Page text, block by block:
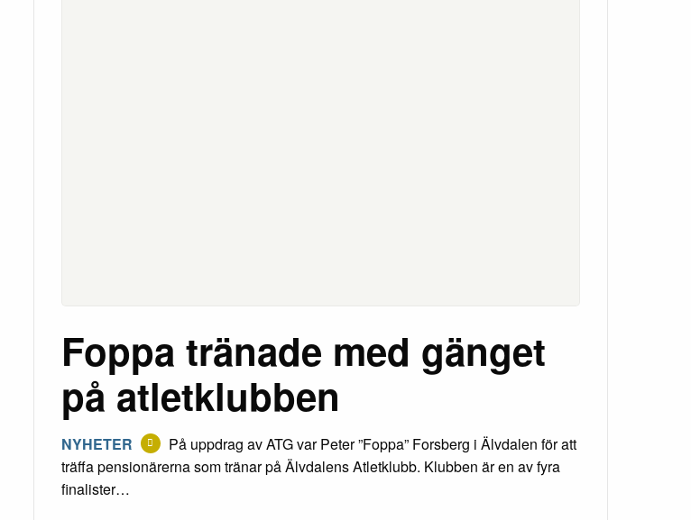
Foppa tränade med gänget
på atletklubben
NYHETER
På uppdrag av ATG var Peter ”Foppa” Forsberg i Älvdalen för att
träffa pensionärerna som tränar på Älvdalens Atletklubb. Klubben är en av fyra
finalister…